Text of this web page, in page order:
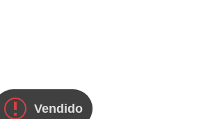
Vendido